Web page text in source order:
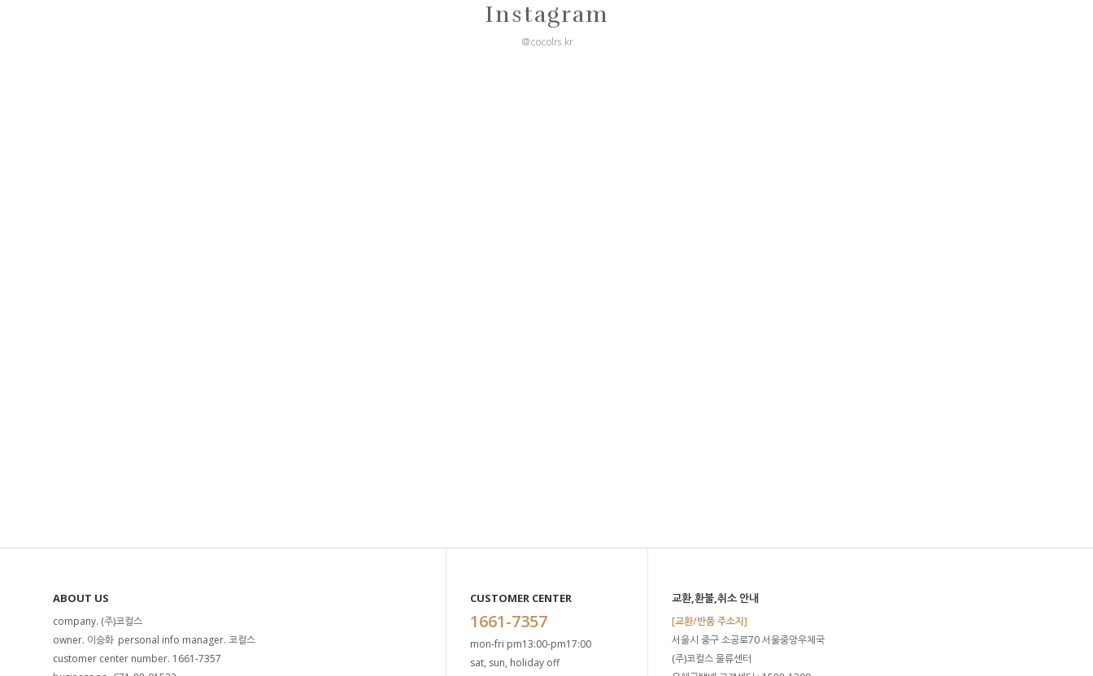
Instagram
@cocolrs.kr
ABOUT US
company. (주)코컬스
owner. 이승화 personal info manager. 코컬스
customer center number. 1661-7357
CUSTOMER CENTER
1661-7357
mon-fri pm13:00-pm17:00
sat, sun, holiday off
교환,환불,취소 안내
[교환/반품 주소지]
서울시 중구 소공로70 서울중앙우체국
(주)코컬스 물류센터